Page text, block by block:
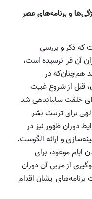
و برنامه‌هاى عصر
که ذکر و بررسی
آن فرا نرسیده است،
هم‌چنان‌که در
قبل از شروع غیبت
خلقت ساماندهی شد
برای تربیت بشر
دوران ظهور نیز در
و ارائه الگوست.
ایام موعود، برای
از مربی آن دوران
برنامه‌های ایشان اقدام